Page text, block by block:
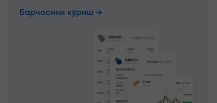
Барчасини кўриш